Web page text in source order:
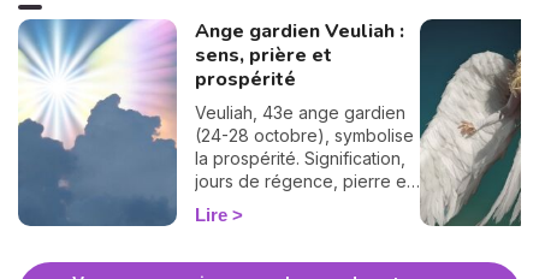
Ange gardien Veuliah :
sens, prière et
prospérité
Veuliah, 43e ange gardien
(24-28 octobre), symbolise
la prospérité. Signification,
jours de régence, pierre et
prière pour l'invoquer.
Lire